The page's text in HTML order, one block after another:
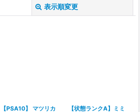
表示順変更
絞り込む
【PSA10】 マツリカ
【状態ランクA】ミミ